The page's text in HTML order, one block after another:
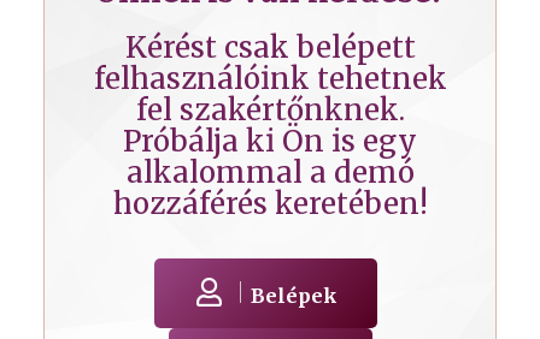
Kérést csak belépett
felhasználóink tehetnek
fel szakértőnknek.
Próbálja ki Ön is egy
alkalommal a demó
hozzáférés keretében!
Belépek